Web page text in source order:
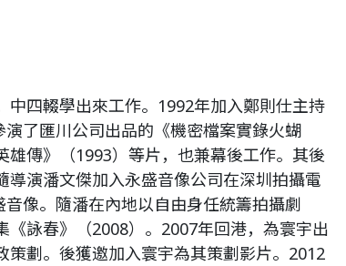
中四輟學出來工作。1992年加入鄭則仕主持
了匯川公司出品的《機密檔案實錄火蝴
雄傳》（1993）等片，也兼幕後工作。其後
導演潘文傑加入永盛音像公司在深圳拍攝電
像。隨潘在內地以自由身任統籌拍攝劇
《詠春》（2008）。2007年回港，為寰宇出
策劃。後獲邀加入寰宇為其策劃影片。2012